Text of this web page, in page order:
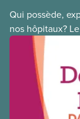
Qui possède,
nos hôpitaux?
une différence.
en donne plus